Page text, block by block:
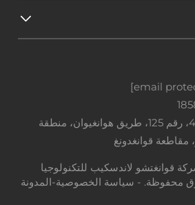
Office add : غرفة 414، رقم 125، طريق هوانغيوان، منطقة
قوانغدونغ
قوانغتشو لاندسكيب للتكنولوجيا
محفوظة. - سياسة الخصوصية-المدونة